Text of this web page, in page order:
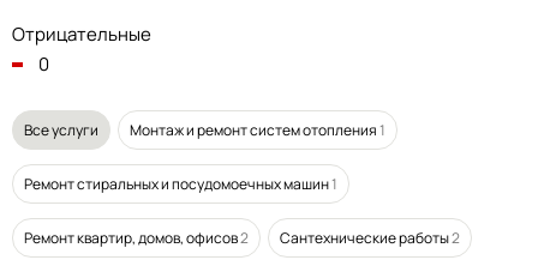
Отрицательные
0
Все услуги Монтаж и ремонт систем отопления1
Ремонт стиральных и посудомоечных машин1
Ремонт квартир, домов, офисов2 Сантехнические работы2